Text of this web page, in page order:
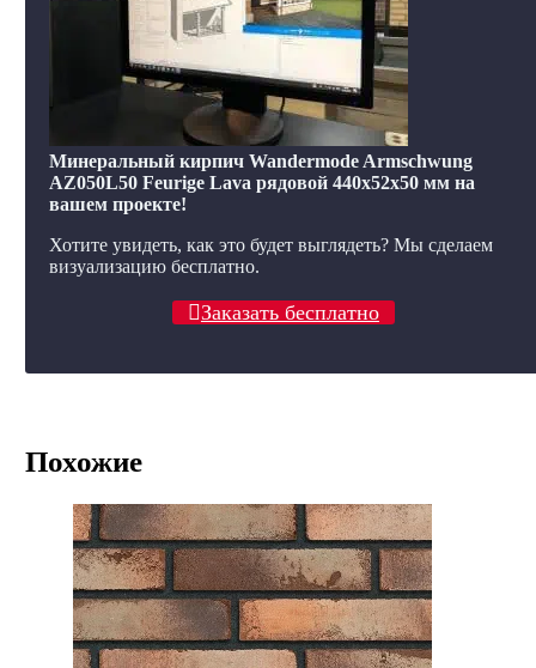
Минеральный кирпич Wandermode Armschwung
AZ050L50 Feurige Lava рядовой 440x52x50 мм на
вашем проекте!
Хотите увидеть, как это будет выглядеть? Мы сделаем
визуализацию бесплатно.
Заказать бесплатно
Похожие